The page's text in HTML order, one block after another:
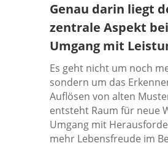
Genau darin liegt
zentrale Aspekt
Umgang mit
Es geht nicht um noch
sondern um das
Auflösen von alten
entsteht Raum für neue
Umgang mit
mehr Lebensfreude im